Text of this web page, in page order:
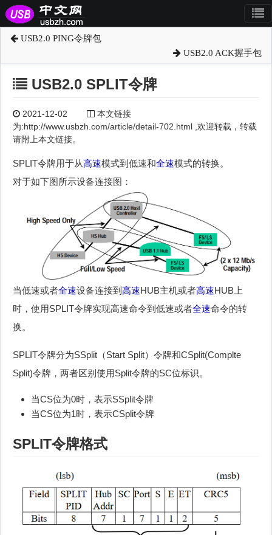
USB2.0 PING令牌包
USB2.0 ACK握手包
USB2.0 SPLIT令牌
2021-12-02
本文链接
为:http://www.usbzh.com/article/detail-702.html ,欢迎转载，转载
请附上本文链接。
SPLIT令牌用于从高速模式到低速和全速模式的转换。
对于如下图所示设备连接图：
当低速或者全速设备连接到 高速HUB主机或者高速HUB上
时，使用SPLIT令牌实现高速命令到低速或者全速命令的转
换。
SPLIT令牌分为SSplit（Start Split）令牌和CSplit(Complte
Split)令牌，两者区别使用Split令牌的SC位标识。
当CS位为0时，表示SSplit令牌
当CS位为1时，表示CSplit令牌
SPLIT令牌格式